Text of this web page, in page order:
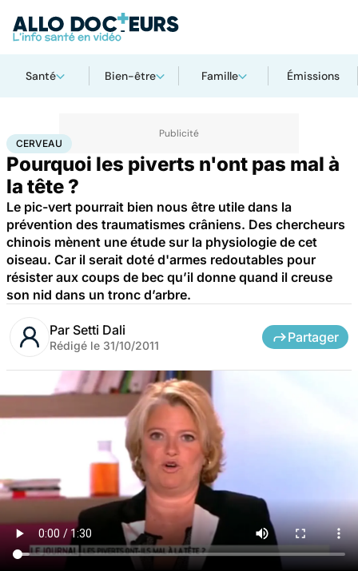
Santé Bien-être Famille Émissions
AccueilSanté
CERVEAU
Pourquoi les piverts n'ont pas mal à
la tête ?
Le pic-vert pourrait bien nous être utile dans la
prévention des traumatismes crâniens. Des chercheurs
chinois mènent une étude sur la physiologie de cet
oiseau. Car il serait doté d'armes redoutables pour
résister aux coups de bec qu’il donne quand il creuse
son nid dans un tronc d’arbre.
Par Setti Dali
Rédigé le 31/10/2011
Partager